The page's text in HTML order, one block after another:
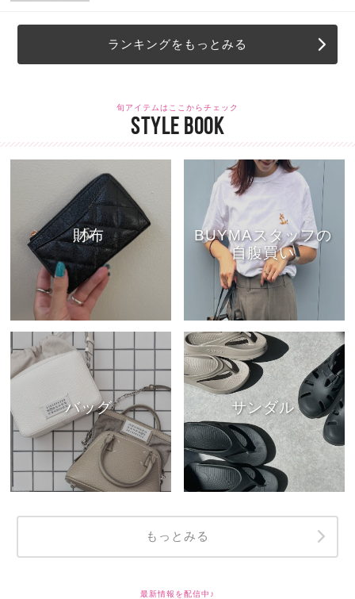
ランキングをもっとみる
旬アイテムはここからチェック
STYLE BOOK
財布
BUYMAスタッフの
自腹買い
バッグ サンダル
もっとみる
最新情報を配信中♪